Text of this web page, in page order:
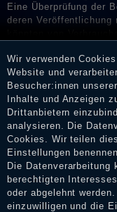
Eine Überprüfung der
deren Veröffentlichung
Erhalt einer
Bewertungen
Shop informieren.
Impressum
Wir verwenden
Website und
Besucher:innen
Inhalte und Anzeigen
Drittanbietern
analysieren. Die
Cookies. Wir teilen
Einstellungen
Die Datenverarbeitung
berechtigten
oder abgelehnt
einzuwilligen und die